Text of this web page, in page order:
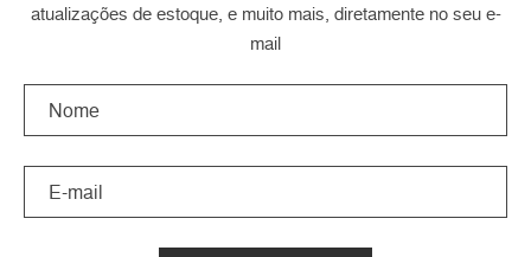
atualizações de estoque, e muito mais, diretamente no seu e-
mail